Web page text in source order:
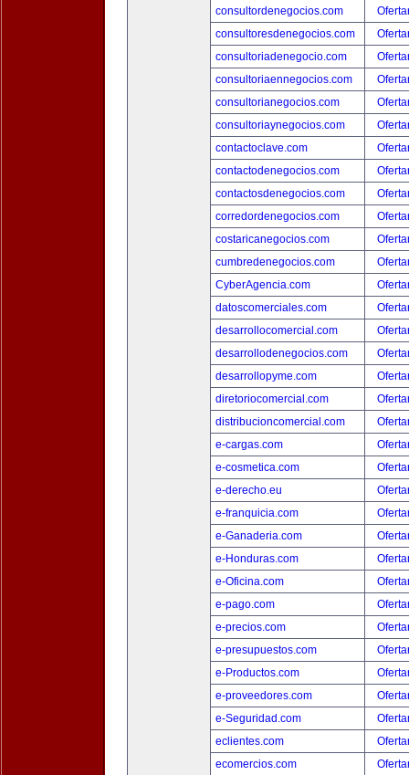
consultordenegocios.com
consultoresdenegocios.com
consultoriadenegocio.com
consultoriaennegocios.com
consultorianegocios.com
consultoriaynegocios.com
contactoclave.com
contactodenegocios.com
contactosdenegocios.com
corredordenegocios.com
costaricanegocios.com
cumbredenegocios.com
CyberAgencia.com
datoscomerciales.com
desarrollocomercial.com
desarrollodenegocios.com
desarrollopyme.com
diretoriocomercial.com
distribucioncomercial.com
e-cargas.com
e-cosmetica.com
e-derecho.eu
e-franquicia.com
e-Ganaderia.com
e-Honduras.com
e-Oficina.com
e-pago.com
e-precios.com
e-presupuestos.com
e-Productos.com
e-proveedores.com
e-Seguridad.com
eclientes.com
ecomercios.com